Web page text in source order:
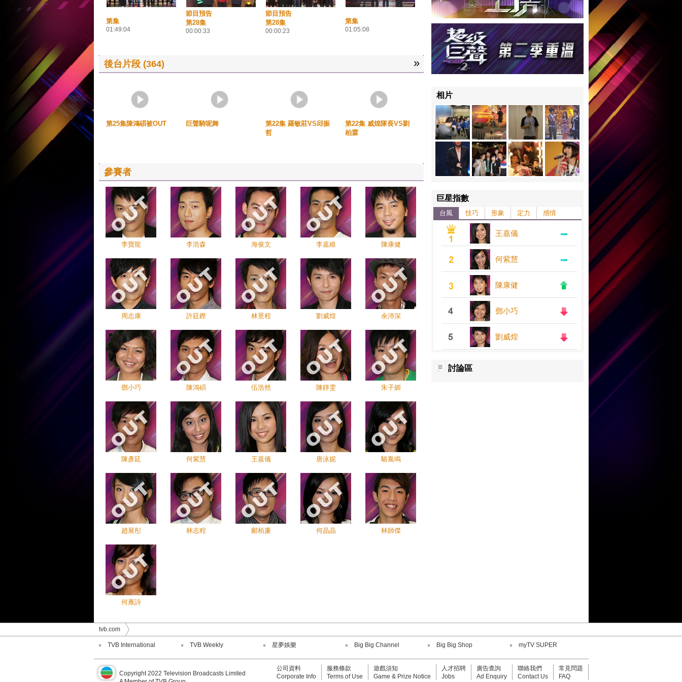
第集
01:49:04
節目預告
第28集
00:00:33
節目預告
第28集
00:00:23
第集
01:05:08
後台片段 (364) »
第25集陳鴻碩被OUT 巨聲騎呢舞
第22集 羅敏莊VS邱振
哲
第22集 威煌隊長VS劉
柏霖
參賽者
李寶龍 李浩森 海俊文 李嘉維 陳康健
周志康 許廷鏗 林景程 劉威煌 余沛深
鄧小巧 陳鴻碩 伍浩然 陳靜雯 朱子媚
陳彥廷 何紫慧 王嘉儀 唐泳妮 駱胤鳴
趙展彤 林志程 鄺栢廉 何晶晶 林師傑
何雁詩
相片
巨星指數
台風 技巧 形象 定力 感情
王嘉儀
何紫慧
陳康健
鄧小巧
劉威煌
討論區
tvb.com
TVB International TVB Weekly 星夢娛樂 Big Big Channel Big Big Shop myTV SUPER
Copyright 2022 Television Broadcasts Limited
公司資料
Corporate Info
服務條款
Terms of Use
遊戲須知
Game & Prize Notice
人才招聘
Jobs
廣告查詢
Ad Enquiry
聯絡我們
Contact Us
常見問題
FAQ